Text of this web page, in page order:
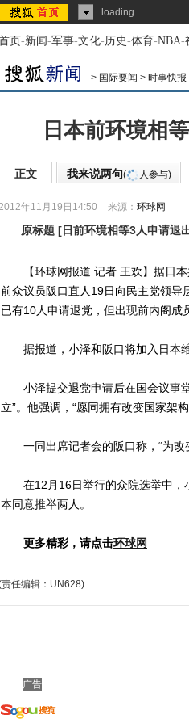
loading...
页-新闻-军事-文化-历史-体育-NBA-
> 国际要闻 > 时事快报
日本前环境相
正文 我来说两句( 人参与)
年11月19日14:50 来源： 环球网
原标题 [日前环境相等3人申请退
【环球网报道 记者 王欢】据日本
前众议员阪口直人19日向民主党领导
已有10人申请退党，但出现前内阁成
据报道，小泽和阪口将加入日本维
小泽提交退党申请后在国会议事堂
立”。他强调，“愿同拥有改变国家架
一同出席记者会的阪口称，“为改
在12月16日举行的众院选举中，
本同意推举两人。
更多精彩，请点击环球网
责任编辑：UN628)
广告